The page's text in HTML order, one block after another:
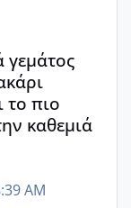
ανεμελιά
γεμάτος
το πιο
καθεμιά
AM